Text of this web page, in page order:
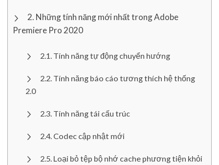
Những tính năng mới nhất trong Adobe
Premiere Pro 2020
Tính năng tự động chuyển hướng
Tính năng báo cáo tương thích hệ thống
2.0
Tính năng tái cấu trúc
Codec cập nhật mới
Loại bỏ tệp bộ nhớ cache phương tiện khỏi